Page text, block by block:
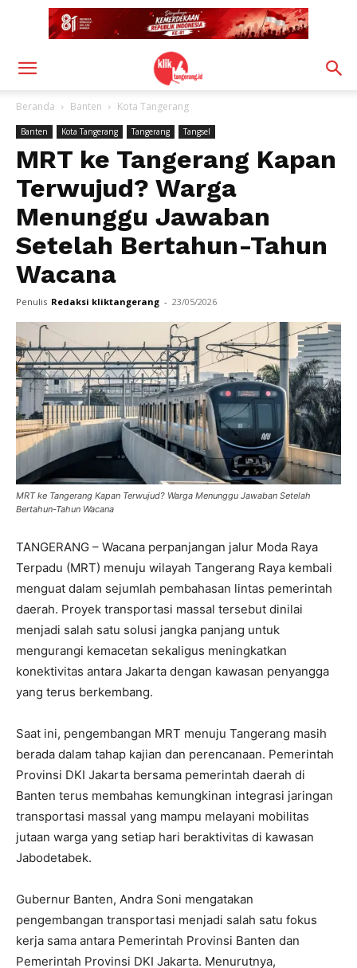
Beranda Banten Kota Tangerang
Banten Kota Tangerang Tangerang Tangsel
MRT ke Tangerang Kapan
Terwujud? Warga
Menunggu Jawaban
Setelah Bertahun-Tahun
Wacana
Penulis Redaksi kliktangerang - 23/05/2026
MRT ke Tangerang Kapan Terwujud? Warga Menunggu Jawaban Setelah
Bertahun-Tahun Wacana
TANGERANG – Wacana perpanjangan jalur Moda Raya
Terpadu (MRT) menuju wilayah Tangerang Raya kembali
menguat dalam sejumlah pembahasan lintas pemerintah
daerah. Proyek transportasi massal tersebut dinilai
menjadi salah satu solusi jangka panjang untuk
mengurangi kemacetan sekaligus meningkatkan
konektivitas antara Jakarta dengan kawasan penyangga
yang terus berkembang.
Saat ini, pengembangan MRT menuju Tangerang masih
berada dalam tahap kajian dan perencanaan. Pemerintah
Provinsi DKI Jakarta bersama pemerintah daerah di
Banten terus membahas kemungkinan integrasi jaringan
transportasi massal yang mampu melayani mobilitas
jutaan warga yang setiap hari beraktivitas di kawasan
Jabodetabek.
Gubernur Banten, Andra Soni mengatakan
pengembangan transportasi menjadi salah satu fokus
kerja sama antara Pemerintah Provinsi Banten dan
Pemerintah Provinsi DKI Jakarta. Menurutnya,